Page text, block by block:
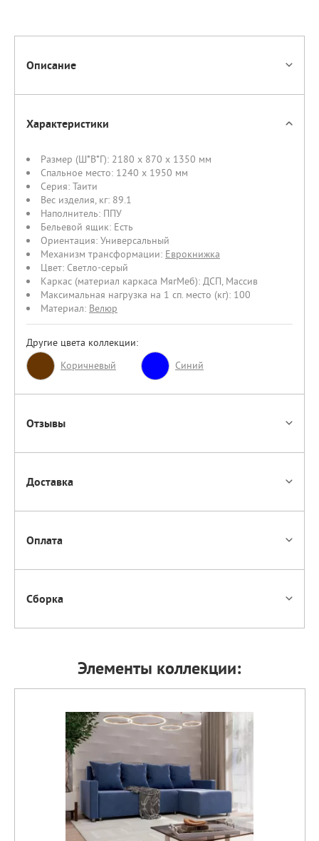
Описание
Характеристики
Размер (Ш*В*Г): 2180 x 870 x 1350 мм
Спальное место: 1240 x 1950 мм
Серия: Таити
Вес изделия, кг: 89.1
Наполнитель: ППУ
Бельевой ящик: Есть
Ориентация: Универсальный
Механизм трансформации: Еврокнижка
Цвет: Светло-серый
Каркас (материал каркаса МягМеб): ДСП, Массив
Максимальная нагрузка на 1 сп. место (кг): 100
Материал: Велюр
Другие цвета коллекции:
Коричневый
Синий
Отзывы
Доставка
Оплата
Сборка
Элементы коллекции: